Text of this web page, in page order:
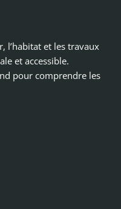
l’habitat et les travaux
et accessible.
pour comprendre les